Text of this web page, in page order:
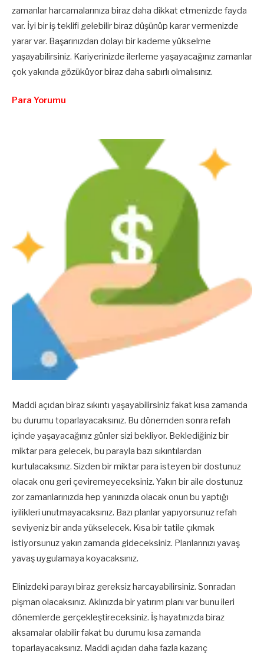
zamanlar harcamalarınıza biraz daha dikkat etmenizde fayda
var. İyi bir iş teklifi gelebilir biraz düşünüp karar vermenizde
yarar var. Başarınızdan dolayı bir kademe yükselme
yaşayabilirsiniz. Kariyerinizde ilerleme yaşayacağınız zamanlar
çok yakında gözüküyor biraz daha sabırlı olmalısınız.
Para Yorumu
Maddi açıdan biraz sıkıntı yaşayabilirsiniz fakat kısa zamanda
bu durumu toparlayacaksınız. Bu dönemden sonra refah
içinde yaşayacağınız günler sizi bekliyor. Beklediğiniz bir
miktar para gelecek, bu parayla bazı sıkıntılardan
kurtulacaksınız. Sizden bir miktar para isteyen bir dostunuz
olacak onu geri çeviremeyeceksiniz. Yakın bir aile dostunuz
zor zamanlarınızda hep yanınızda olacak onun bu yaptığı
iyilikleri unutmayacaksınız. Bazı planlar yapıyorsunuz refah
seviyeniz bir anda yükselecek. Kısa bir tatile çıkmak
istiyorsunuz yakın zamanda gideceksiniz. Planlarınızı yavaş
yavaş uygulamaya koyacaksınız.
Elinizdeki parayı biraz gereksiz harcayabilirsiniz. Sonradan
pişman olacaksınız. Aklınızda bir yatırım planı var bunu ileri
dönemlerde gerçekleştireceksiniz. İş hayatınızda biraz
aksamalar olabilir fakat bu durumu kısa zamanda
toparlayacaksınız. Maddi açıdan daha fazla kazanç